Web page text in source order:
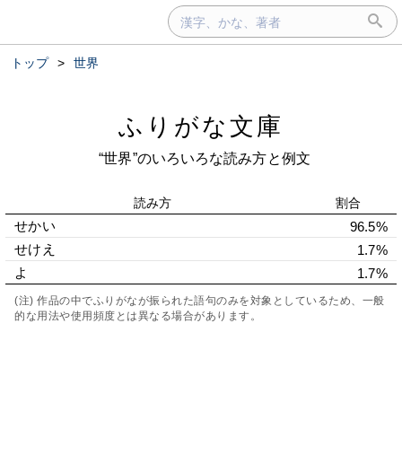
トップ > 世界
ふりがな文庫
“世界”のいろいろな読み方と例文
読み方 割合
せかい
96.5%
せけえ
1.7%
よ
1.7%
(注) 作品の中でふりがなが振られた語句のみを対象としているため、一般
的な用法や使用頻度とは異なる場合があります。